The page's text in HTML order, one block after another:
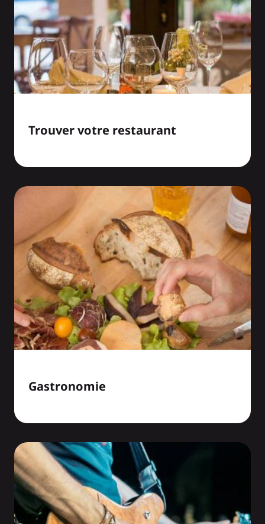
Trouver votre restaurant
Gastronomie